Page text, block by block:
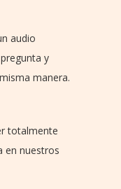
audio
y
manera.
totalmente
en nuestros